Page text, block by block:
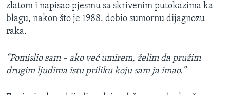
zlatom i napisao pjesmu sa skrivenim putokazima ka
blagu, nakon što je 1988. dobio sumornu dijagnozu
raka.
“Pomislio sam – ako već umirem, želim da pružim
drugim ljudima istu priliku koju sam ja imao.”